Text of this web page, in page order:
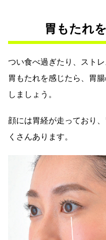
胃もたれ
つい食べ過ぎたり、スト
胃もたれを感じたら、胃
しましょう。
顔には胃経が走っており
くさんあります。